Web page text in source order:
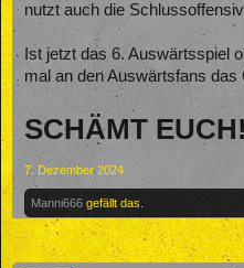
nutzt auch die
Ist jetzt das 6. Auswärtsspiel
mal an den Auswärtsfans das
SCHÄMT EUCH!
7. Dezember 2024
Manni666 gefällt das.